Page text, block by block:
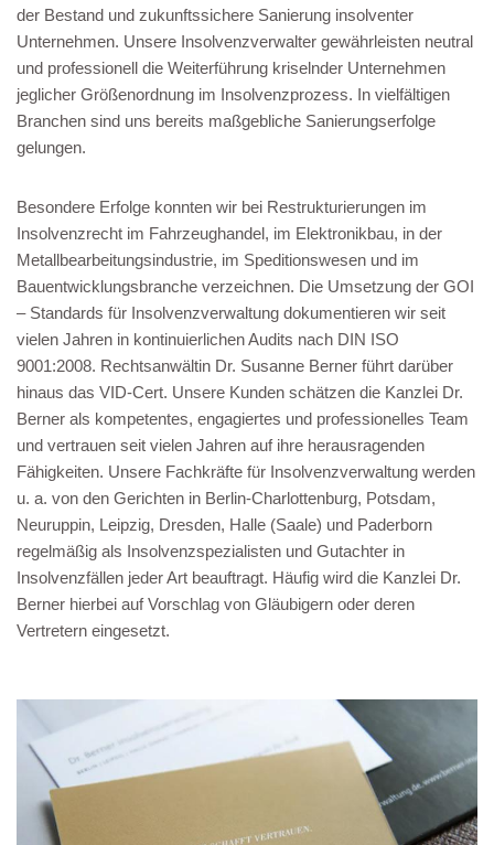
der Bestand und zukunftssichere Sanierung insolventer
Unternehmen. Unsere Insolvenzverwalter gewährleisten neutral
und professionell die Weiterführung kriselnder Unternehmen
jeglicher Größenordnung im Insolvenzprozess. In vielfältigen
Branchen sind uns bereits maßgebliche Sanierungserfolge
gelungen.
Besondere Erfolge konnten wir bei Restrukturierungen im
Insolvenzrecht im Fahrzeughandel, im Elektronikbau, in der
Metallbearbeitungsindustrie, im Speditionswesen und im
Bauentwicklungsbranche verzeichnen. Die Umsetzung der GOI
– Standards für Insolvenzverwaltung dokumentieren wir seit
vielen Jahren in kontinuierlichen Audits nach DIN ISO
9001:2008. Rechtsanwältin Dr. Susanne Berner führt darüber
hinaus das VID-Cert. Unsere Kunden schätzen die Kanzlei Dr.
Berner als kompetentes, engagiertes und professionelles Team
und vertrauen seit vielen Jahren auf ihre herausragenden
Fähigkeiten. Unsere Fachkräfte für Insolvenzverwaltung werden
u. a. von den Gerichten in Berlin-Charlottenburg, Potsdam,
Neuruppin, Leipzig, Dresden, Halle (Saale) und Paderborn
regelmäßig als Insolvenzspezialisten und Gutachter in
Insolvenzfällen jeder Art beauftragt. Häufig wird die Kanzlei Dr.
Berner hierbei auf Vorschlag von Gläubigern oder deren
Vertretern eingesetzt.